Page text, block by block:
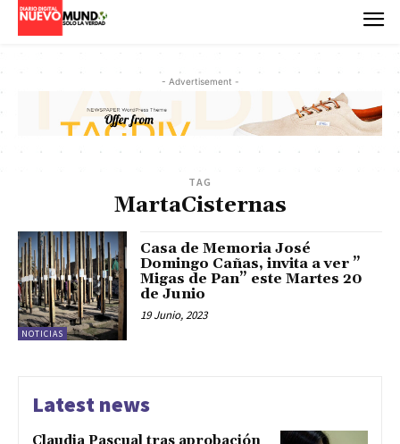
- Advertisement -
TAG
MartaCisternas
NOTICIAS
Casa de Memoria José
Domingo Cañas, invita a ver ”
Migas de Pan” este Martes 20
de Junio
19 Junio, 2023
Latest news